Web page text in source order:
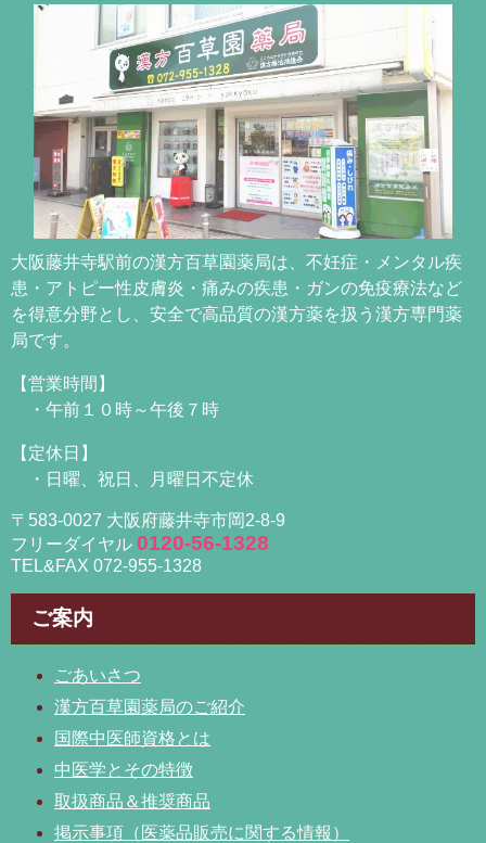
大阪藤井寺駅前の漢方百草園薬局は、不妊症・メンタル疾
患・アトピー性皮膚炎・痛みの疾患・ガンの免疫療法など
を得意分野とし、安全で高品質の漢方薬を扱う漢方専門薬
局です。
【営業時間】
・午前１０時～午後７時
【定休日】
・日曜、祝日、月曜日不定休
〒583-0027 大阪府藤井寺市岡2-8-9
フリーダイヤル 0120-56-1328
TEL&FAX 072-955-1328
ご案内
ごあいさつ
漢方百草園薬局のご紹介
国際中医師資格とは
中医学とその特徴
取扱商品＆推奨商品
掲示事項（医薬品販売に関する情報）